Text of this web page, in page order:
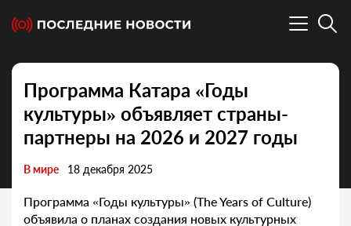
Программа Катара «Годы
культуры» объявляет страны-
партнеры на 2026 и 2027 годы
В мире 18 декабря 2025
Программа «Годы культуры» (The Years of Culture)
объявила о планах создания новых культурных